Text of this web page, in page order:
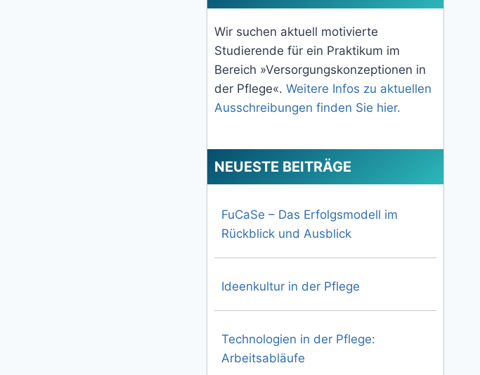
Wir suchen aktuell motivierte
Studierende für ein Praktikum im
Bereich »Versorgungskonzeptionen in
der Pflege«.Weitere Infos zu aktuellen
Ausschreibungen finden Sie hier.
NEUESTE BEITRÄGE
FuCaSe – Das Erfolgsmodell im
Rückblick und Ausblick
Ideenkultur in der Pflege
Technologien in der Pflege:
Arbeitsabläufe